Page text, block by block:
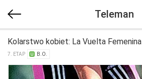
Teleman
Kolarstwo kobiet: La Vuelta Femenina
7. ETAP B.O.